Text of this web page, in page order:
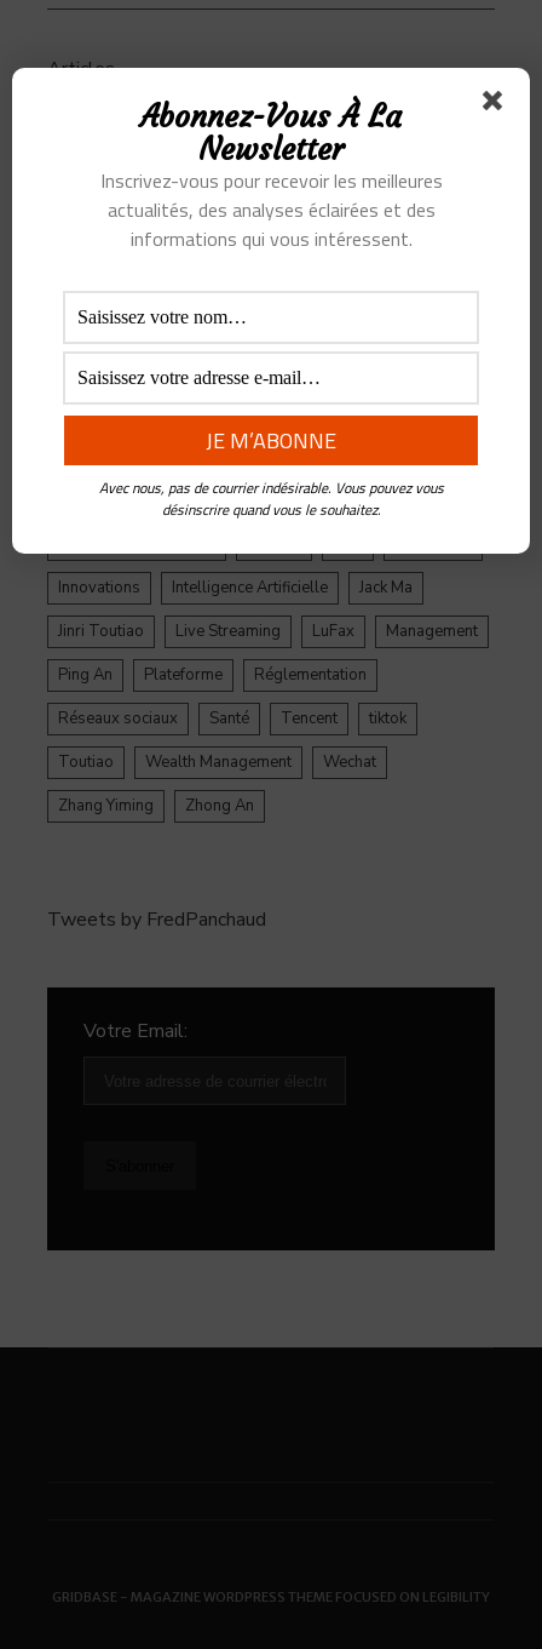
Articles
Alibaba Alihealth Alipay
Asie
Assurance Banque
ByteDance
Chine credit crypto
Crypto Yuan
Ecosystème
Epargne
Facebook
Fintech
Innovations
Intelligence Artificielle
Jack Ma
Jinri Toutiao
Live Streaming LuFax
Management
Ping An
Plateforme
Réglementation
Réseaux sociaux
Santé Tencent
tiktok
Toutiao
Wealth Management
Wechat
Zhang Yiming
Zhong An
Tweets by FredPanchaud
Votre Email:
GRIDBASE - MAGAZINE WORDPRESS THEME FOCUSED ON LEGIBILITY
Abonnez-Vous À La
Newsletter
Inscrivez-vous pour recevoir les meilleures
actualités, des analyses éclairées et des
informations qui vous intéressent.
Avec nous, pas de courrier indésirable. Vous pouvez vous
désinscrire quand vous le souhaitez.